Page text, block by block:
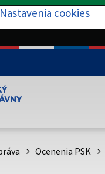
Nastavenia cookies
stránka Prešovského
Ocenenia PSK